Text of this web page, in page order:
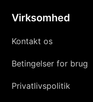
Virksomhed
Kontakt os
Betingelser for brug
Privatlivspolitik